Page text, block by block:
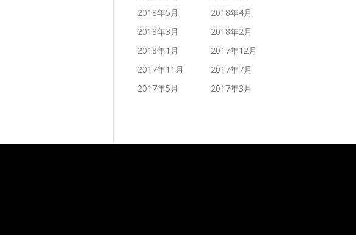
2018年5月
2018年4月
2018年3月
2018年2月
2018年1月
2017年12月
2017年11月
2017年7月
2017年5月
2017年3月